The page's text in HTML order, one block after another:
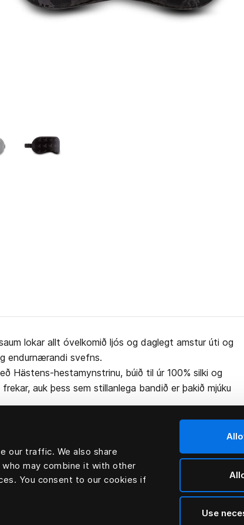
our traffic. We also share
may combine it with other
You consent to our cookies if
Use
lokar allt óvelkomið ljós og daglegt amstur úti og
endurnærandi svefns.
Hästens-hestamynstrinu, búið til úr 100% silki og
auk þess sem stillanlega bandið er þakið mjúku